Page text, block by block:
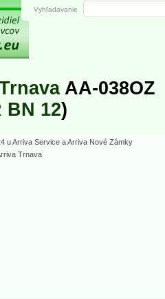
AA-038OZ
BN 12)
u Arriva Service aArriva Nové Zámky
Trnava
Vyhľadavanie